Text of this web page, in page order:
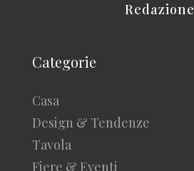
Redazione
Categorie
Casa
Design & Tendenze
Tavola
Fiere & Eventi